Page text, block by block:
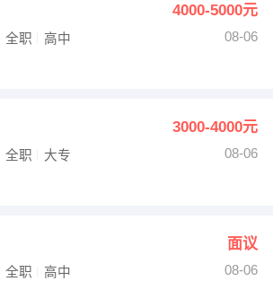
4000-5000元
全职 高中
08-06
3000-4000元
全职 大专
08-06
面议
全职 高中
08-06